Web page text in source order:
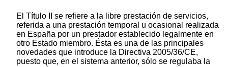
El Título II se refiere a la libre prestación de servicios,
referida a una prestación temporal u ocasional realizada
en España por un prestador establecido legalmente en
otro Estado miembro. Ésta es una de las principales
novedades que introduce la Directiva 2005/36/CE,
puesto que, en el sistema anterior, sólo se regulaba la